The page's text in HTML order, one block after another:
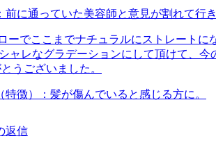
前に通っていた美容師と意見が割れて行
ーでここまでナチュラルにストレート
ャレなグラデーションにして頂けて、
うございました。
徴）： 髪が傷んでいると感じる方に。
返信